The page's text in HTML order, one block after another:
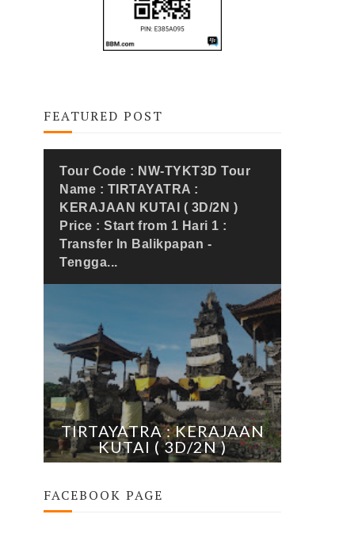
FEATURED POST
TIRTAYATRA : KERAJAAN
KUTAI ( 3D/2N )
Tour Code : NW-TYKT3D Tour
Name : TIRTAYATRA :
KERAJAAN KUTAI ( 3D/2N )
Price : Start from 1 Hari 1 :
Transfer In Balikpapan -
Tengga...
FACEBOOK PAGE